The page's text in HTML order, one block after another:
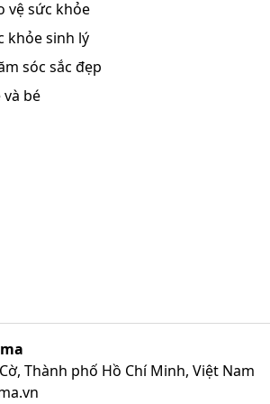
vệ sức khỏe
khỏe sinh lý
sóc sắc đẹp
và bé
Thành phố Hồ Chí Minh, Việt Nam